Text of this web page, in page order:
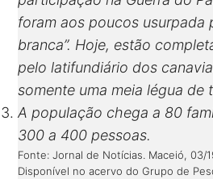
foram aos poucos usurpada
branca”. Hoje, estão
pelo latifundiário dos
somente uma meia légua de
A população chega a 80
300 a 400 pessoas.
Fonte: Jornal de Notícias. Maceió, 03/
Disponível no acervo do Grupo de